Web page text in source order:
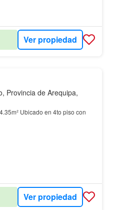
Ver propiedad
Provincia de Arequipa,
Ubicado en 4to piso con
Ver propiedad